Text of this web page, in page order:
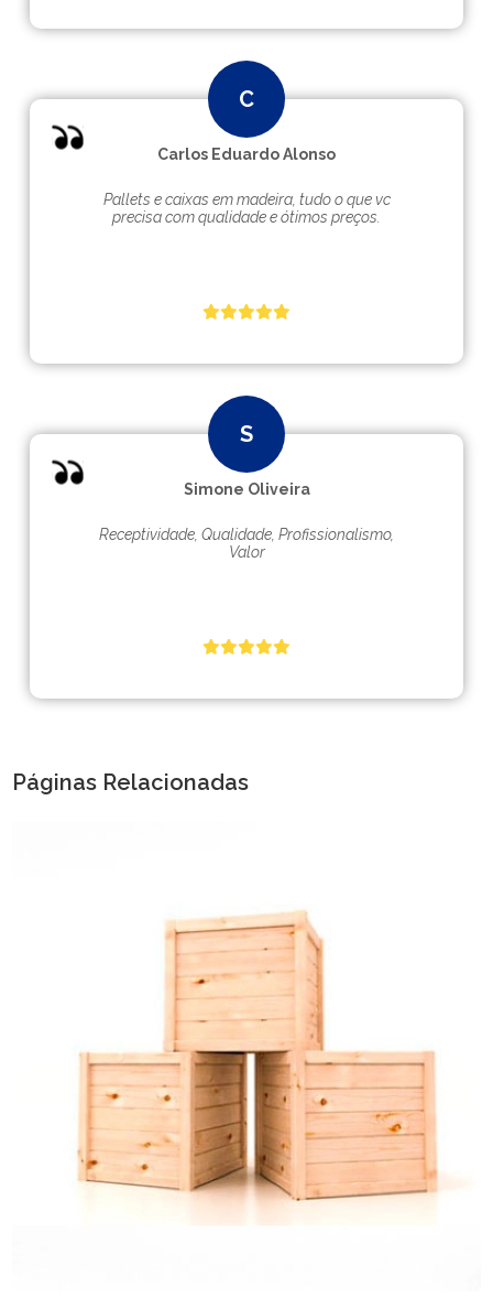
Carlos Eduardo Alonso
Pallets e caixas em madeira, tudo o que vc
precisa com qualidade e ótimos preços.
Simone Oliveira
Receptividade, Qualidade, Profissionalismo,
Valor
Páginas Relacionadas